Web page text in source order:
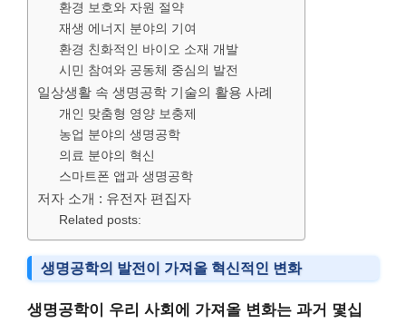
환경 보호와 자원 절약
재생 에너지 분야의 기여
환경 친화적인 바이오 소재 개발
시민 참여와 공동체 중심의 발전
일상생활 속 생명공학 기술의 활용 사례
개인 맞춤형 영양 보충제
농업 분야의 생명공학
의료 분야의 혁신
스마트폰 앱과 생명공학
저자 소개 : 유전자 편집자
Related posts:
생명공학의 발전이 가져올 혁신적인 변화
생명공학이 우리 사회에 가져올 변화는 과거 몇십